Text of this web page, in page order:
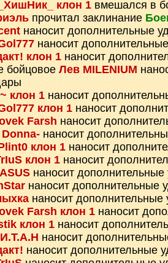
_ХишНик_ клон 1 вмешался в
прочитал заклинание
наносит дополнительные
наносит
клон 1 наносит
бойцовое Лев MILENIUM
клон 1 наносит
клон 1 наносит
Farsh наносит
наносит
клон 1 наносит
клон 1 наносит
наносит
наносит дополнительные
наносит дополнительные
Farsh клон 1 наносит
клон 1 наносит
наносит
наносит дополнительные